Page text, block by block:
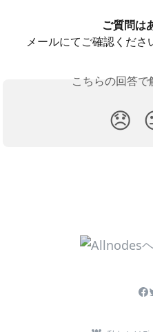
ご質問は
メールにてご確認くださ
こちらの回答で
😞